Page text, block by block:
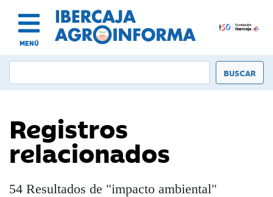
MENÚ
Registros
relacionados
54 Resultados de "impacto ambiental"